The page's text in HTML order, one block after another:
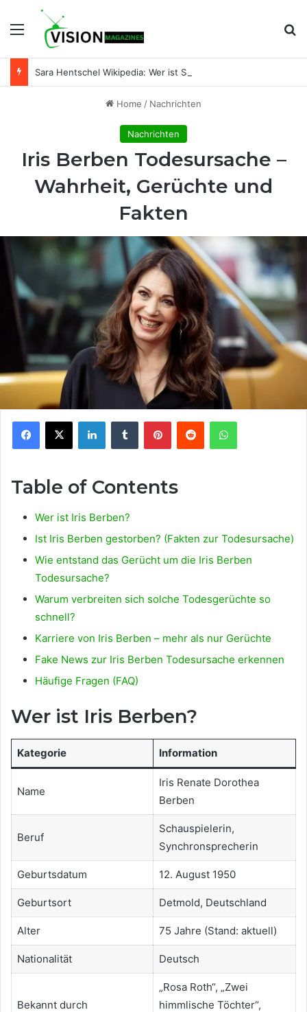
Menu
Home / Nachrichten
Nachrichten
Iris Berben Todesursache –
Wahrheit, Gerüchte und
Fakten
Facebook
X LinkedInTumblr PinterestReddit WhatsApp
Table of Contents
Wer ist Iris Berben?
Ist Iris Berben gestorben? (Fakten zur Todesursache)
Wie entstand das Gerücht um die Iris Berben
Todesursache?
Warum verbreiten sich solche Todesgerüchte so
schnell?
Karriere von Iris Berben – mehr als nur Gerüchte
Fake News zur Iris Berben Todesursache erkennen
Häufige Fragen (FAQ)
Wer ist Iris Berben?
Kategorie Information
Name
Iris Renate Dorothea
Berben
Beruf
Schauspielerin,
Synchronsprecherin
Geburtsdatum 12. August 1950
Geburtsort Detmold, Deutschland
Alter 75 Jahre (Stand: aktuell)
Nationalität Deutsch
Bekannt durch
„Rosa Roth“, „Zwei
himmlische Töchter“,